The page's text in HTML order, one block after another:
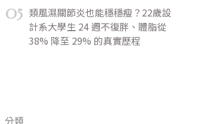
05 類風濕關節炎也能穩穩瘦？22歲設
計系大學生 24 週不復胖、體脂從
38% 降至 29% 的真實歷程
分類